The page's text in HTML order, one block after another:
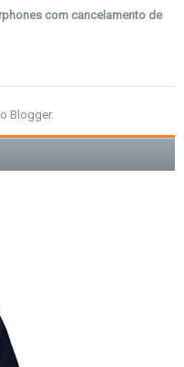
com cancelamento de
Blogger.